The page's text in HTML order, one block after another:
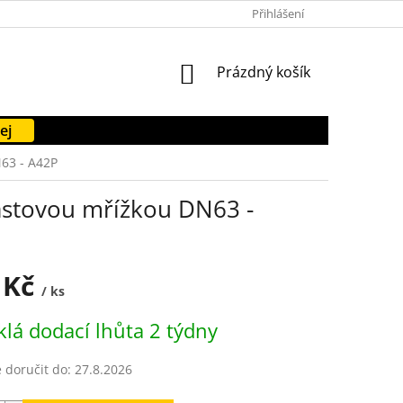
FORMULÁŘE KE STAŽENÍ
Přihlášení
NÁKUPNÍ
Prázdný košík
- A42P
mřížkou DN63 -
/ ks
dodací lhůta 2 týdny
doručit do: 27.8.2026